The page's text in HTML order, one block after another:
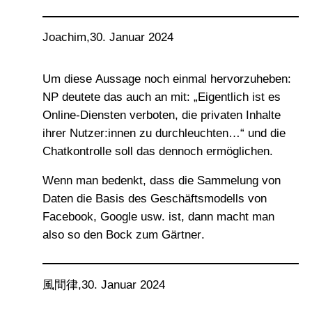
Joachim,30. Januar 2024
Um diese Aussage noch einmal hervorzuheben:
NP deutete das auch an mit: „Eigentlich ist es
Online-Diensten verboten, die privaten Inhalte
ihrer Nutzer:innen zu durchleuchten…“ und die
Chatkontrolle soll das dennoch ermöglichen.
Wenn man bedenkt, dass die Sammelung von
Daten die Basis des Geschäftsmodells von
Facebook, Google usw. ist, dann macht man
also so den Bock zum Gärtner.
風間律,30. Januar 2024